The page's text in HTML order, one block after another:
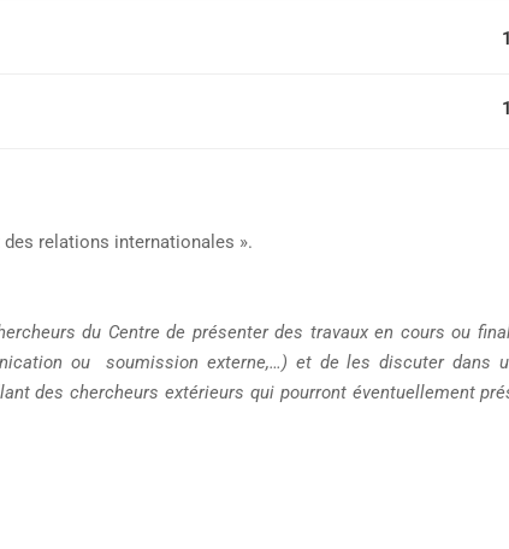
des relations internationales ».
du Centre de présenter des travaux en cours ou
ou soumission externe,…) et de les discuter dans
des chercheurs extérieurs qui pourront éventuellement